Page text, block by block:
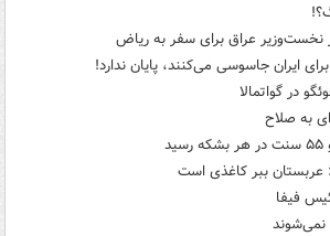
عراق برای سفر به ریاض
ایران جاسوسی می‌کنند، پایان ندارد!
در گواتمالا
به صلاح
ببر کاغذی است
فیفا